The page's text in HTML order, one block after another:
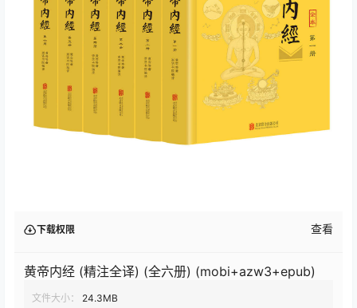
下载权限 查看
黄帝内经 (精注全译) (全六册) (mobi+azw3+epub)
文件大小：
24.3MB